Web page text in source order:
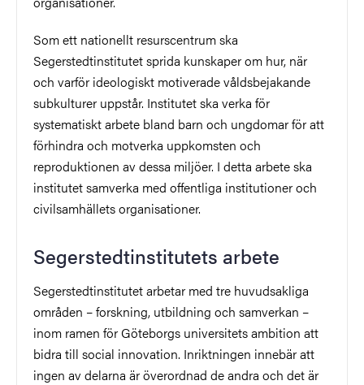
Som ett nationellt resurscentrum ska
Segerstedtinstitutet sprida kunskaper om hur, när
och varför ideologiskt motiveradevåldsbejakande
subkulturer uppstår. Institutet ska verka för
systematiskt arbete bland barn och ungdomar för att
förhindra och motverka uppkomsten och
reproduktionen av dessa miljöer. I detta arbete ska
institutet samverka med offentliga institutioner och
civilsamhällets organisationer.
Segerstedtinstitutets arbete
Segerstedtinstitutet arbetar med tre huvudsakliga
områden – forskning, utbildning och samverkan –
inom ramen för Göteborgs universitets ambition att
bidra till social innovation. Inriktningen innebär att
ingen av delarna är överordnad de andra och det är